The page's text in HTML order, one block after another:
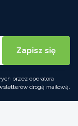
przez operatora
drogą mailową.